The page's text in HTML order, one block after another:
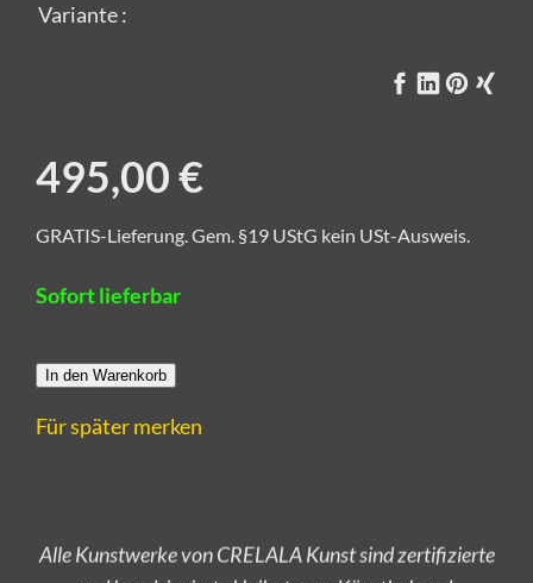
Variante :
495,00 €
GRATIS-Lieferung. Gem. §19 UStG kein USt-Ausweis.
Sofort lieferbar
In den Warenkorb
Für später merken